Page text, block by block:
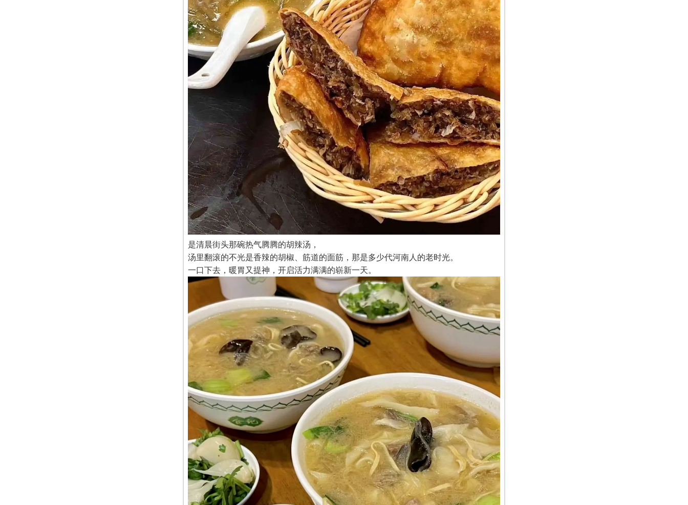
是清晨街头那碗热气腾腾的胡辣汤，
汤里翻滚的不光是香辣的胡椒、筋道的面筋，那是多少代河南人的老时光。
一口下去，暖胃又提神，开启活力满满的崭新一天。